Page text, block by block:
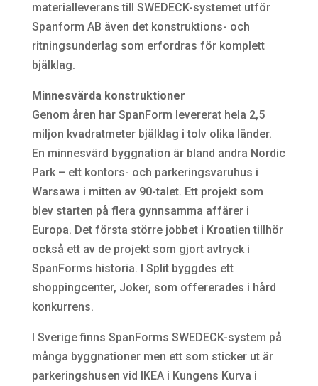
materialleverans till SWEDECK-systemet utför
Spanform AB även det konstruktions- och
ritningsunderlag som erfordras för komplett
bjälklag.
Minnesvärda konstruktioner
Genom åren har SpanForm levererat hela 2,5
miljon kvadratmeter bjälklag i tolv olika länder.
En minnesvärd byggnation är bland andra Nordic
Park – ett kontors- och parkeringsvaruhus i
Warsawa i mitten av 90-talet. Ett projekt som
blev starten på flera gynnsamma affärer i
Europa. Det första större jobbet i Kroatien tillhör
också ett av de projekt som gjort avtryck i
SpanForms historia. I Split byggdes ett
shoppingcenter, Joker, som offererades i hård
konkurrens.
I Sverige finns SpanForms SWEDECK-system på
många byggnationer men ett som sticker ut är
parkeringshusen vid IKEA i Kungens Kurva i